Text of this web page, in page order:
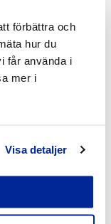
förbättra och
hur du
får använda i
mer i
Visa detaljer